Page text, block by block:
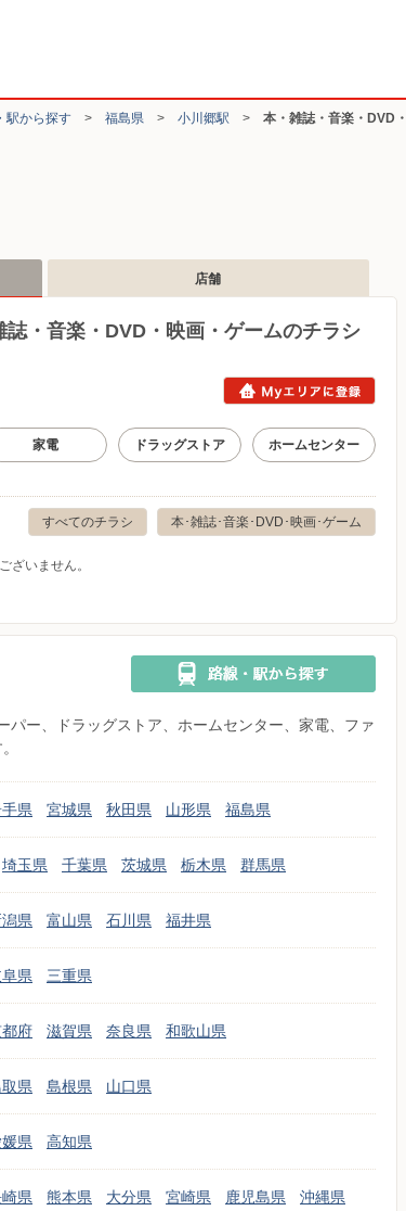
駅から探す > 福島県 > 小川郷駅 > 本・雑誌・音楽・DVD
店舗
・音楽・DVD・映画・ゲームのチラシ
家電 ドラッグストア ホームセンター
本･雑誌･音楽･DVD･映画･ゲーム
すべてのチラシ
ざいません。
パー、ドラッグストア、ホームセンター、家電、ファ
県 宮城県 秋田県 山形県 福島県
埼玉県 千葉県 茨城県 栃木県 群馬県
県 富山県 石川県 福井県
県 三重県
府 滋賀県 奈良県 和歌山県
県 島根県 山口県
県 高知県
県 熊本県 大分県 宮崎県 鹿児島県 沖縄県